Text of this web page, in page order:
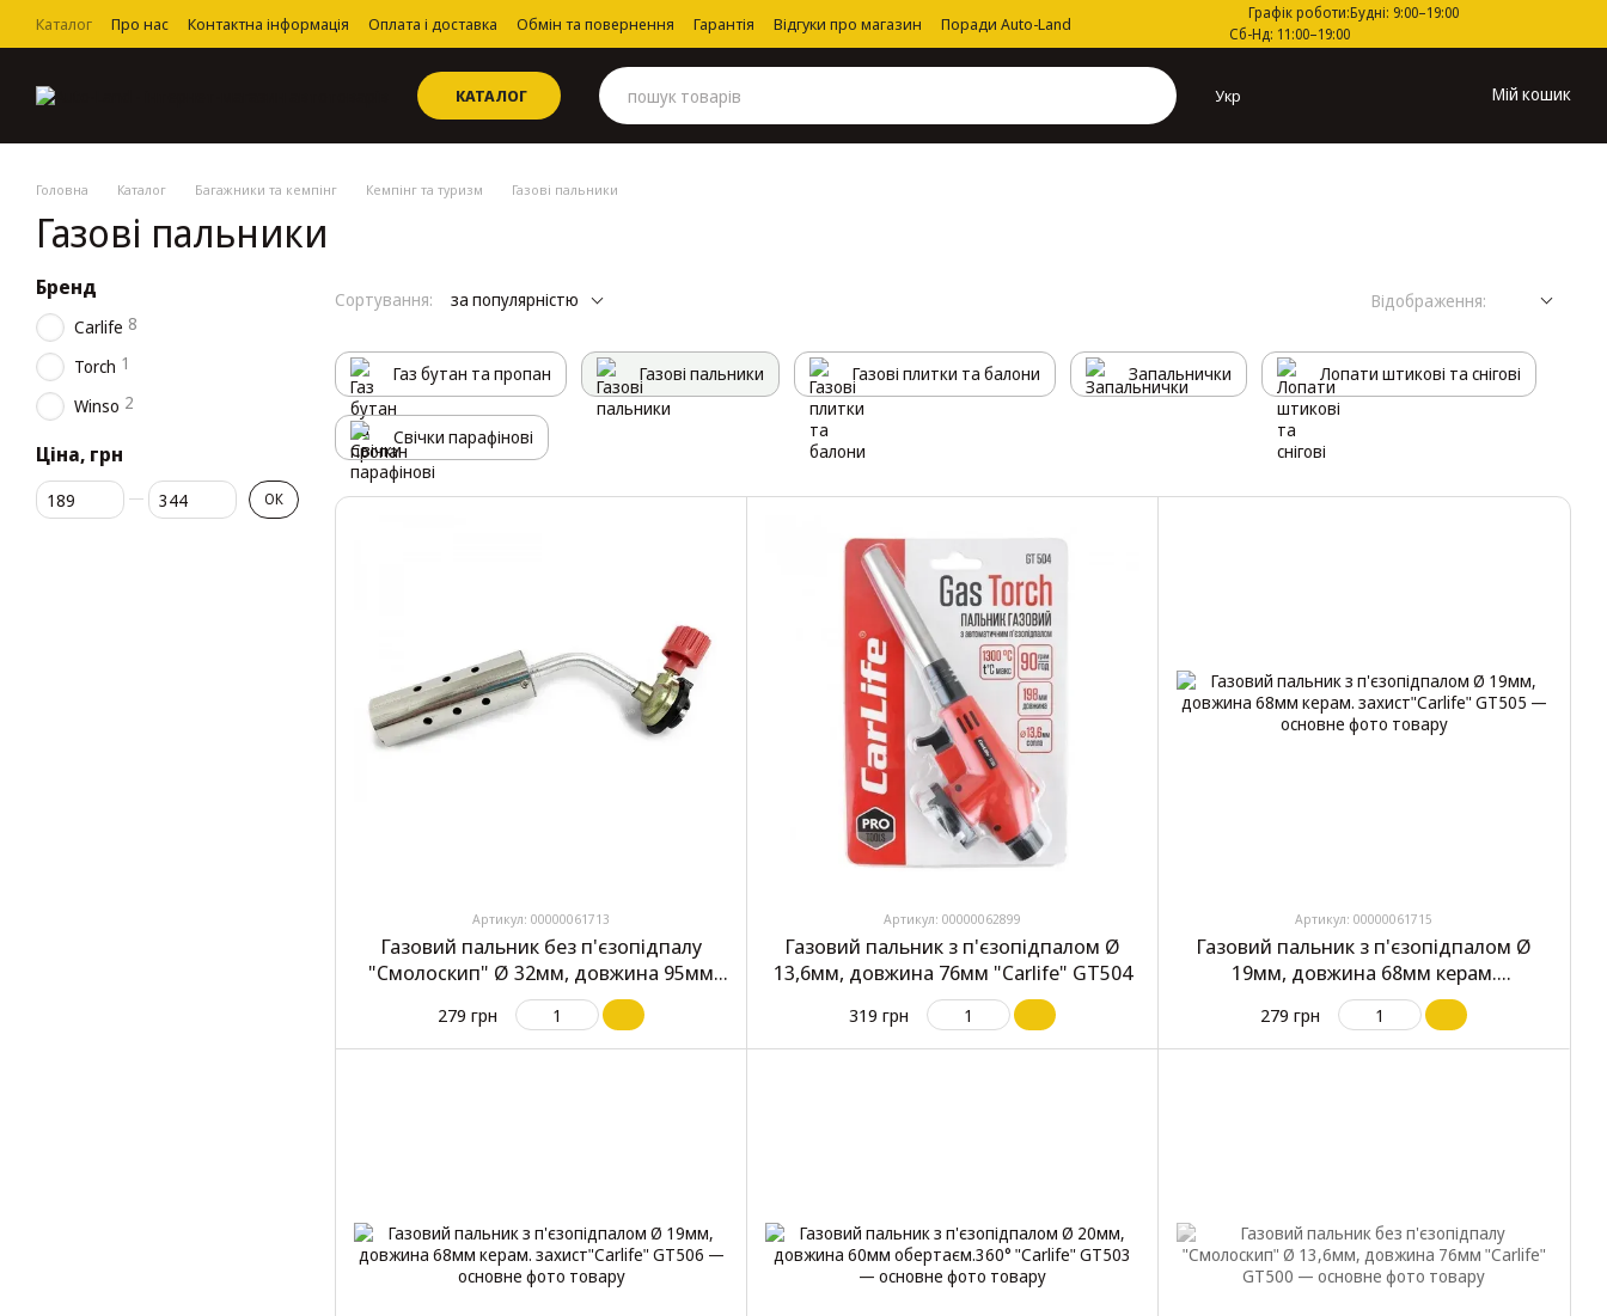
Перейти до основного контенту
Каталог Про нас Контактна інформація Оплата і доставка Обмін та повернення Гарантія Відгуки про магазин
Поради Auto-Land
Угода користувача
Графік роботи:Будні: 9:00–19:00
Сб-Нд: 11:00–19:00
КАТАЛОГ Укр Мій кошик
Головна Каталог Багажники та кемпінг Кемпінг та туризм Газові пальники
Газові пальники
Сортування: за популярністю Відображення:
Газ бутан та пропан Газові пальники Газові плитки та балони Запальнички Лопати штикові та снігові
Свічки парафінові
Артикул: 00000061713
Газовий пальник без п'єзопідпалу
"Смолоскип" Ø 32мм, довжина 95мм
"Carlife" GT501
279 грн
Артикул: 00000062899
Газовий пальник з п'єзопідпалом Ø
13,6мм, довжина 76мм "Carlife" GT504
319 грн
Артикул: 00000061715
Газовий пальник з п'єзопідпалом Ø
19мм, довжина 68мм керам.
захист"Carlife" GT505
279 грн
Бренд
Carlife 8
Torch 1
Winso 2
Ціна, грн
Від Ціна, грн
До Ціна, грн ОК